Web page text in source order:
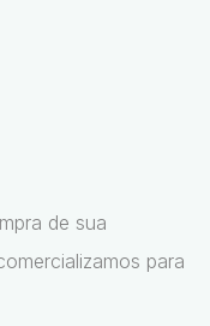
de sua
para